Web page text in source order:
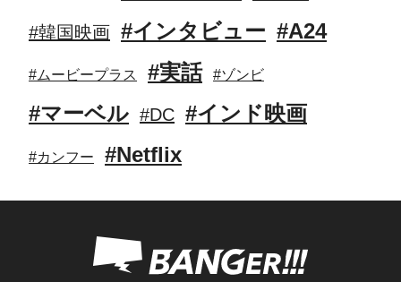
#韓国映画 #インタビュー #A24
#ムービープラス #実話 #ゾンビ
#マーベル #DC #インド映画
#カンフー #Netflix